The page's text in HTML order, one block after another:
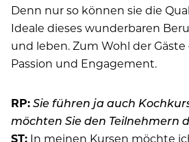
Denn nur so können sie die
Ideale dieses wunderbaren
und leben. Zum Wohl der Gäste
Passion und Engagement.
RP:Sie führen ja auch
möchten Sie den Teilnehmern
ST: In meinen Kursen möchte